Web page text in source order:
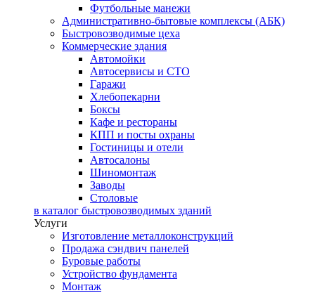
Футбольные манежи
Административно-бытовые комплексы (АБК)
Быстровозводимые цеха
Коммерческие здания
Автомойки
Автосервисы и СТО
Гаражи
Хлебопекарни
Боксы
Кафе и рестораны
КПП и посты охраны
Гостиницы и отели
Автосалоны
Шиномонтаж
Заводы
Столовые
в каталог быстровозводимых зданий
Услуги
Изготовление металлоконструкций
Продажа сэндвич панелей
Буровые работы
Устройство фундамента
Монтаж